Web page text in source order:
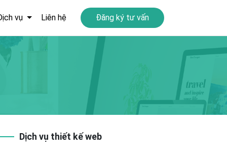
vụ Liên hệ Đăng ký tư vấn
Dịch vụ thiết kế web